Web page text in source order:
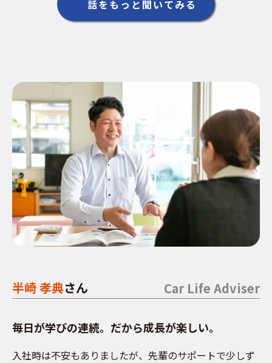
話をもっと聞いてみる
半崎 孝典さん
毎日が学びの連続。だから成長が楽しい。
入社時は不安もありましたが、先輩のサポートで少しず